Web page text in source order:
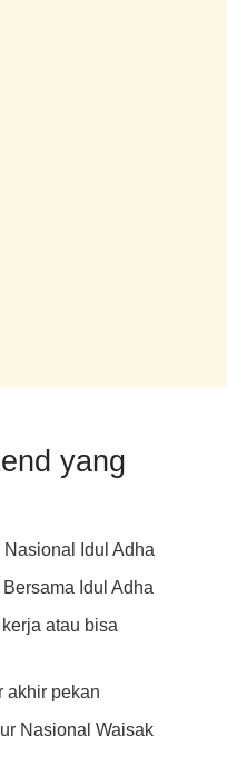
yang
Idul Adha
Idul Adha
atau bisa
akhir pekan
Nasional Waisak